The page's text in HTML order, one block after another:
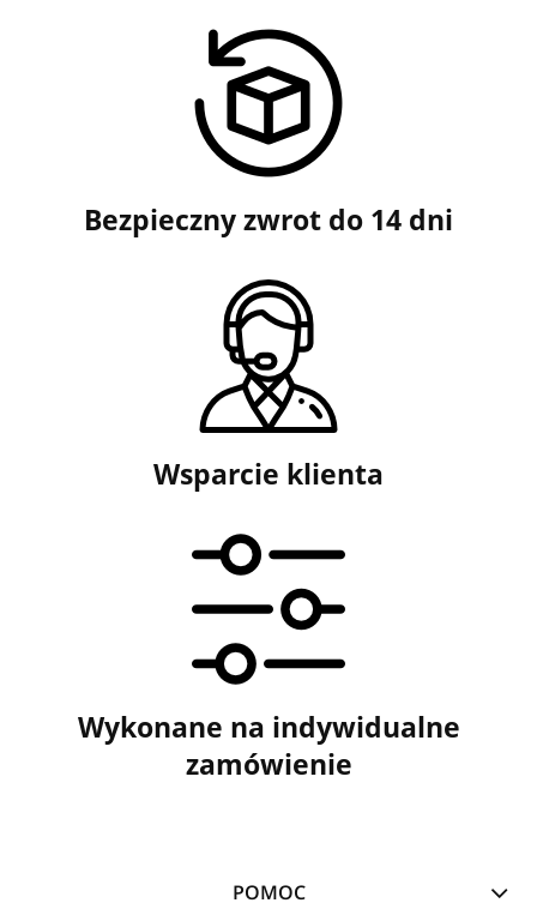
Bezpieczny zwrot do 14 dni
Wsparcie klienta
Wykonane na indywidualne
zamówienie
POMOC